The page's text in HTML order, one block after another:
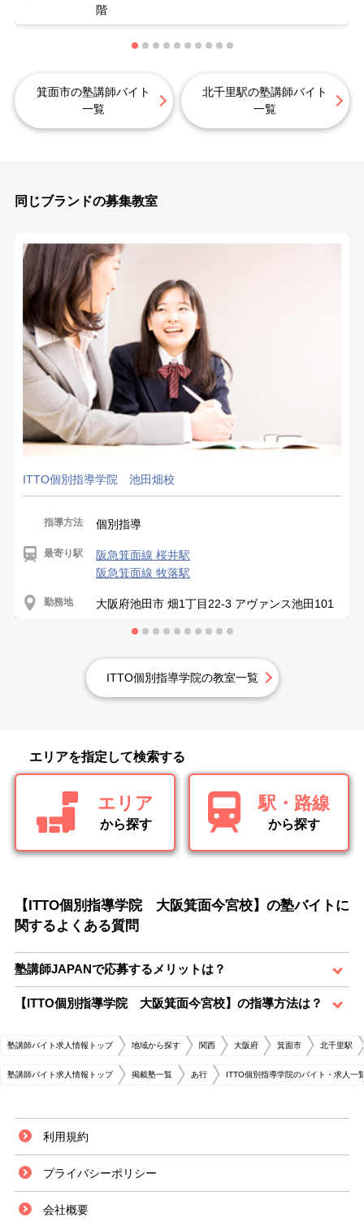
階
箕面市の塾講師バイト
一覧
北千里駅の塾講師バイト
一覧
同じブランドの募集教室
ITTO個別指導学院 池田畑校
指導方法 個別指導
最寄り駅
阪急箕面線 桜井駅
阪急箕面線 牧落駅
勤務地 大阪府池田市 畑1丁目22-3 アヴァンス池田101
ITTO個別指導学院の教室一覧
エリアを指定して検索する
エリア
から探す
駅・路線
から探す
【ITTO個別指導学院 大阪箕面今宮校】の塾バイトに
関するよくある質問
塾講師JAPANで応募するメリットは？
【ITTO個別指導学院 大阪箕面今宮校】の指導方法は？
塾講師バイト求人情報トップ 地域から探す 関西 大阪府 箕面市 北千里駅
塾講師バイト求人情報トップ 掲載塾一覧 あ行 ITTO個別指導学院のバイト・求人一
利用規約
プライバシーポリシー
会社概要